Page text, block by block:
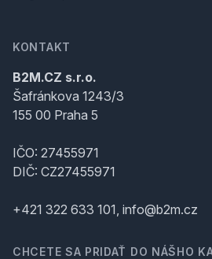
KONTAKT
B2M.CZ s.r.o.
Šafránkova 1243/3
155 00 Praha 5
IČO: 27455971
DIČ: CZ27455971
+421 322 633 101, info@b2m.cz
CHCETE SA PRIDAŤ DO NÁŠHO